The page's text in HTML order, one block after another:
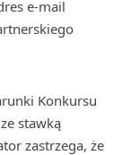
e-mail
Konkursu
stawką
zastrzega, że